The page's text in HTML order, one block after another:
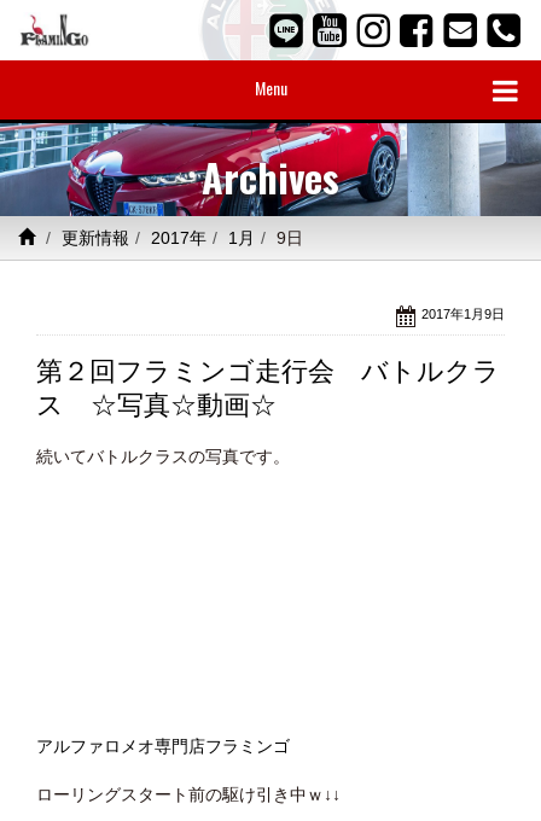
Menu
Archives
更新情報 2017年 1月 9日
2017年1月9日
第２回フラミンゴ走行会 バトルクラ
ス ☆写真☆動画☆
続いてバトルクラスの写真です。
アルファロメオ専門店フラミンゴ
ローリングスタート前の駆け引き中ｗ↓↓